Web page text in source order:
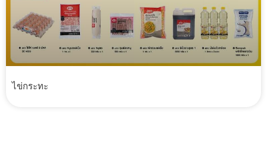
ไข่กระทะ